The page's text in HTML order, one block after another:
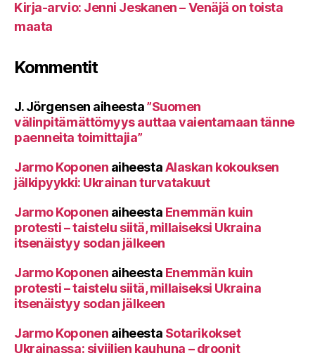
Kirja-arvio: Jenni Jeskanen – Venäjä on toista
maata
Kommentit
J. Jörgensen aiheesta”Suomen
välinpitämättömyys auttaa vaientamaan tänne
paenneita toimittajia”
Jarmo Koponen aiheestaAlaskan kokouksen
jälkipyykki: Ukrainan turvatakuut
Jarmo Koponen aiheesta Enemmän kuin
protesti – taistelu siitä, millaiseksi Ukraina
itsenäistyy sodan jälkeen
Jarmo Koponen aiheesta Enemmän kuin
protesti – taistelu siitä, millaiseksi Ukraina
itsenäistyy sodan jälkeen
Jarmo Koponen aiheesta Sotarikokset
Ukrainassa: siviilien kauhuna – droonit